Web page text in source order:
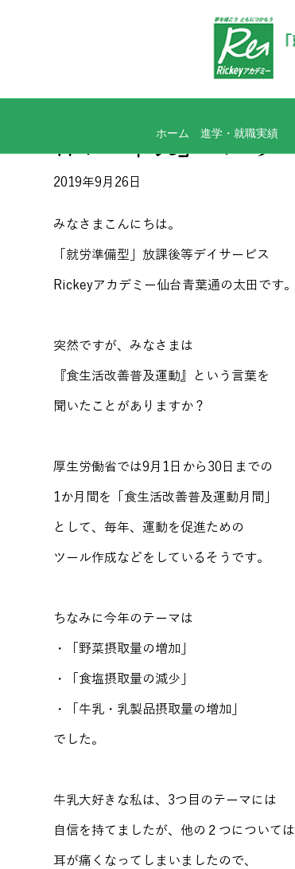
ホーム 進学・就職実績
体は 「食」 から
2019年9月26日
みなさまこんにちは。
「就労準備型」放課後等デイサービス
Rickeyアカデミー仙台青葉通の太田です。
突然ですが、みなさまは
『食生活改善普及運動』という言葉を
聞いたことがありますか？
厚生労働省では9月1日から30日までの
1か月間を「食生活改善普及運動月間」
として、毎年、運動を促進ための
ツール作成などをしているそうです。
ちなみに今年のテーマは
・「野菜摂取量の増加」
・「食塩摂取量の減少」
・「牛乳・乳製品摂取量の増加」
でした。
牛乳大好きな私は、3つ目のテーマには
自信を持てましたが、他の２つについては
耳が痛くなってしまいましたので、